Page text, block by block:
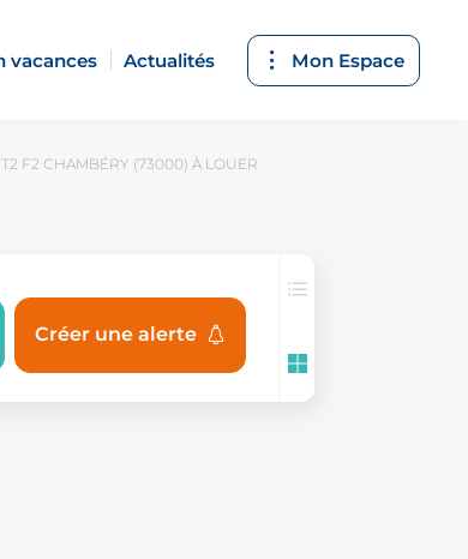
vacances Actualités Mon Espace
F2 CHAMBÉRY (73000) À LOUER
Créer une alerte